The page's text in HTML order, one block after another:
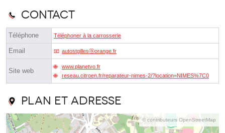
Contact
Téléphone Téléphoner à la carrosserie
Email autostgillesⓐorange.fr
Site web
www.planetvo.fr
reseau.citroen.fr/reparateur-nimes-2/?location=NIMES%7C0
Plan et adresse
© contributeurs OpenStreetMap